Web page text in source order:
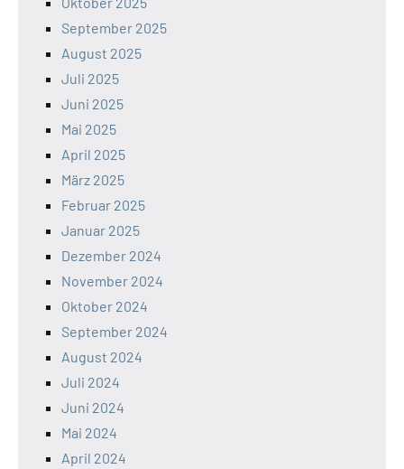
September 2025
August 2025
Juli 2025
Juni 2025
Mai 2025
April 2025
März 2025
Februar 2025
Januar 2025
Dezember 2024
November 2024
Oktober 2024
September 2024
August 2024
Juli 2024
Juni 2024
Mai 2024
April 2024